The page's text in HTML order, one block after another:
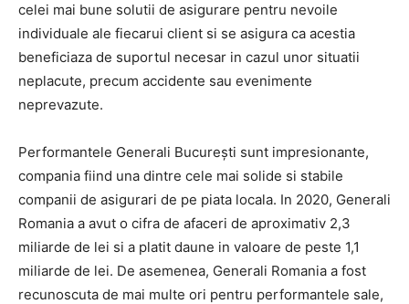
celei mai bune solutii de asigurare pentru nevoile
individuale ale fiecarui client si se asigura ca acestia
beneficiaza de suportul necesar in cazul unor situatii
neplacute, precum accidente sau evenimente
neprevazute.
Performantele Generali București sunt impresionante,
compania fiind una dintre cele mai solide si stabile
companii de asigurari de pe piata locala. In 2020, Generali
Romania a avut o cifra de afaceri de aproximativ 2,3
miliarde de lei si a platit daune in valoare de peste 1,1
miliarde de lei. De asemenea, Generali Romania a fost
recunoscuta de mai multe ori pentru performantele sale,